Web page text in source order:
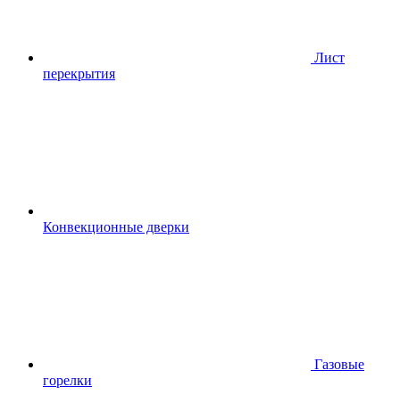
Лист
перекрытия
Конвекционные дверки
Газовые
горелки